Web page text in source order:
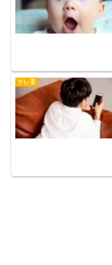
サレ妻